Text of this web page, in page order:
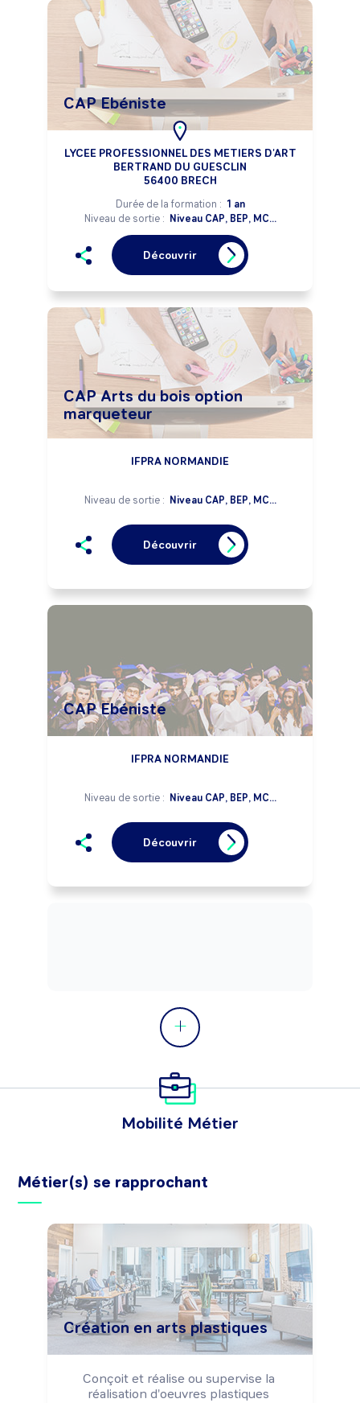
CAP Ebéniste
LYCEE PROFESSIONNEL DES METIERS D'ART
BERTRAND DU GUESCLIN
56400 BRECH
Durée de la formation : 1 an
Niveau de sortie : Niveau CAP, BEP, MC...
Découvrir
CAP Arts du bois option
marqueteur
IFPRA NORMANDIE
Niveau de sortie : Niveau CAP, BEP, MC...
Découvrir
CAP Ebéniste
IFPRA NORMANDIE
Niveau de sortie : Niveau CAP, BEP, MC...
Découvrir
Mobilité Métier
Métier(s) se rapprochant
Création en arts plastiques
Conçoit et réalise ou supervise la
réalisation d'oeuvres plastiques